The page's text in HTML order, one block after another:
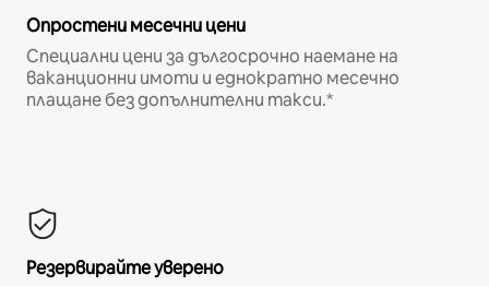
Опростени месечни цени
Специални цени за дългосрочно наемане на
ваканционни имоти и еднократно месечно
плащане без допълнителни такси.*
Резервирайте уверено